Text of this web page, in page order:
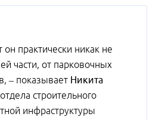
практически никак не
части, от парковочных
– показывает Никита
строительного
инфраструктуры